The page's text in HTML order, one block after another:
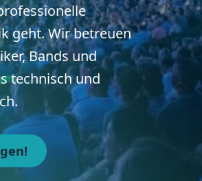
geht. Wir betreuen
Bands und
technisch und